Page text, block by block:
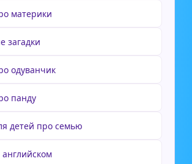
материки
загадки
одуванчик
панду
детей про семью